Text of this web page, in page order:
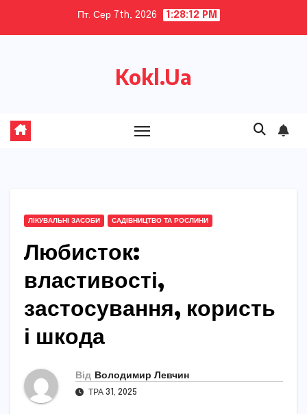
Пт. Сер 7th, 2026 1:28:13 PM
Kokl.Ua
ЛІКУВАЛЬНІ ЗАСОБИ САДІВНИЦТВО ТА РОСЛИНИ
Любисток:
властивості,
застосування, користь
і шкода
Від Володимир Левчин
ТРА 31, 2025